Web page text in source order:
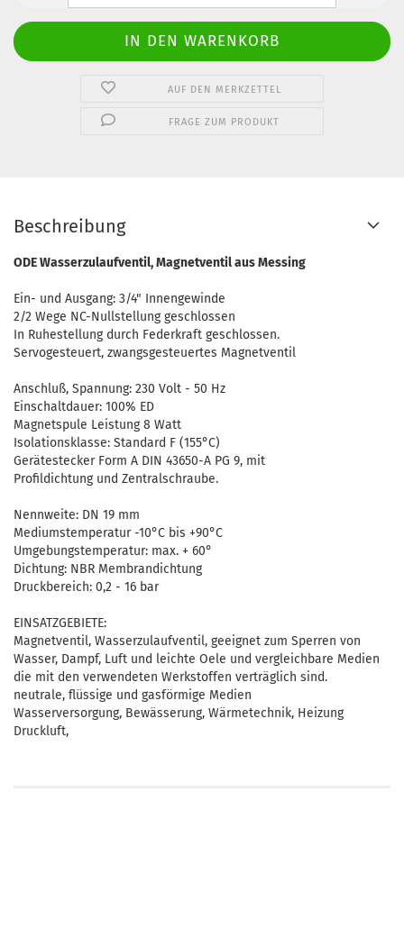
AUF DEN MERKZETTEL
FRAGE ZUM PRODUKT
Beschreibung
ODE Wasserzulaufventil, Magnetventil aus Messing
Ein- und Ausgang: 3/4" Innengewinde
2/2 Wege NC-Nullstellung geschlossen
In Ruhestellung durch Federkraft geschlossen.
Servogesteuert, zwangsgesteuertes Magnetventil
Anschluß, Spannung: 230 Volt - 50 Hz
Einschaltdauer: 100% ED
Magnetspule Leistung 8 Watt
Isolationsklasse: Standard F (155°C)
Gerätestecker Form A DIN 43650-A PG 9, mit
Profildichtung und Zentralschraube.
Nennweite: DN 19 mm
Mediumstemperatur -10°C bis +90°C
Umgebungstemperatur: max. + 60°
Dichtung: NBR Membrandichtung
Druckbereich: 0,2 - 16 bar
EINSATZGEBIETE:
Magnetventil, Wasserzulaufventil, geeignet zum Sperren von
Wasser, Dampf, Luft und leichte Oele und vergleichbare Medien
die mit den verwendeten Werkstoffen verträglich sind.
neutrale, flüssige und gasförmige Medien
Wasserversorgung, Bewässerung, Wärmetechnik, Heizung
Druckluft,